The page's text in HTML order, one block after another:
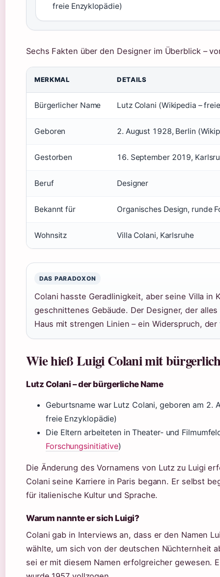
freie Enzyklopädie)
Sechs Fakten über den Designer im Überblick –
MERKMAL DETAILS
Bürgerlicher Name Lutz Colani (Wikipedia –
Geboren 2. August 1928, Berlin
Gestorben 16. September 2019,
Beruf Designer
Bekannt für Organisches Design, runde
Wohnsitz Villa Colani, Karlsruhe
DAS PARADOXON
Colani hasste Geradlinigkeit, aber seine Villa in
geschnittenes Gebäude. Der Designer, der
Haus mit strengen Linien – ein Widerspruch,
Wie hieß Luigi Colani mit
Lutz Colani – der bürgerliche Name
Geburtsname war Lutz Colani, geboren am 2.
freie Enzyklopädie)
Die Eltern arbeiteten in Theater- und
Forschungsinitiative)
Die Änderung des Vornamens von Lutz zu Luigi
Colani seine Karriere in Paris begann. Er selbst
für italienische Kultur und Sprache.
Warum nannte er sich Luigi?
Colani gab in Interviews an, dass er den Namen
wählte, um sich von der deutschen Nüchternheit
sei er mit diesem Namen erfolgreicher gewesen.